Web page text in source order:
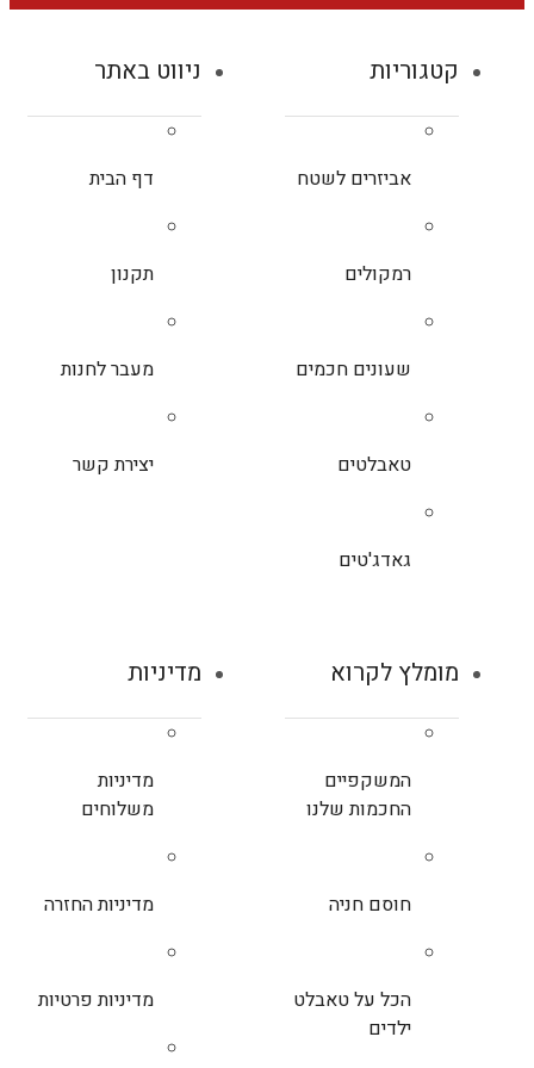
קטגוריות
אביזרים לשטח
רמקולים
שעונים חכמים
טאבלטים
גאדג'טים
ניווט באתר
דף הבית
תקנון
מעבר לחנות
יצירת קשר
מומלץ לקרוא
המשקפיים
החכמות שלנו
חוסם חניה
הכל על טאבלט
ילדים
מדיניות
מדיניות
משלוחים
מדיניות החזרה
מדיניות פרטיות